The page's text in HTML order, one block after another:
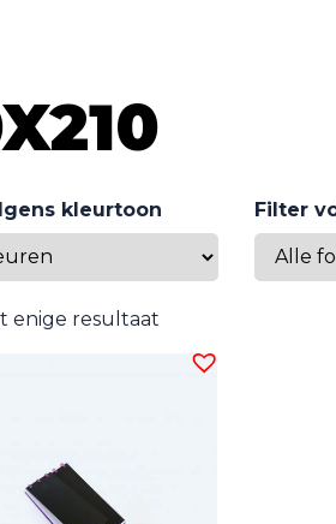
kleurtoon Filter
enige resultaat